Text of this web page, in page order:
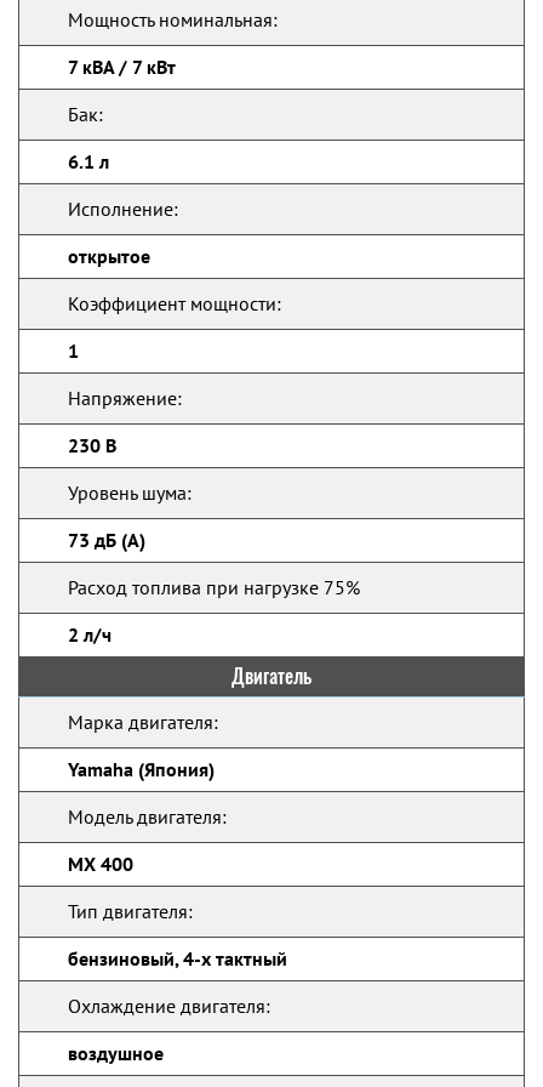
Мощность номинальная:
7 кВА / 7 кВт
Бак:
6.1 л
Исполнение:
открытое
Коэффициент мощности:
1
Напряжение:
230 В
Уровень шума:
73 дБ (А)
Расход топлива при нагрузке 75%
2 л/ч
Двигатель
Марка двигателя:
Yamaha (Япония)
Модель двигателя:
MX 400
Тип двигателя:
бензиновый, 4-х тактный
Охлаждение двигателя:
воздушное